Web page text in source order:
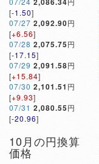
[-1.50]
07/27 2,092.90円
[+6.56]
07/28 2,075.75円
[-17.15]
07/29 2,091.58円
[+15.84]
07/30 2,101.51 円
[+9.93]
07/31 2,080.55円
[-20.96]
10月の円換算
価格